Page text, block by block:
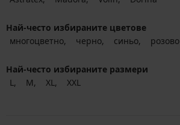
Най-често избираните цветове
многоцветно
черно синьо розово
Най-често избираните размери
L
M XL XXL